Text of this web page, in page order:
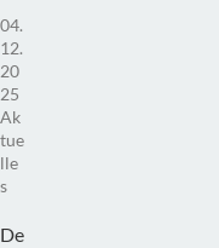
04.
12.
20
25
Ak
tue
lle
s
De